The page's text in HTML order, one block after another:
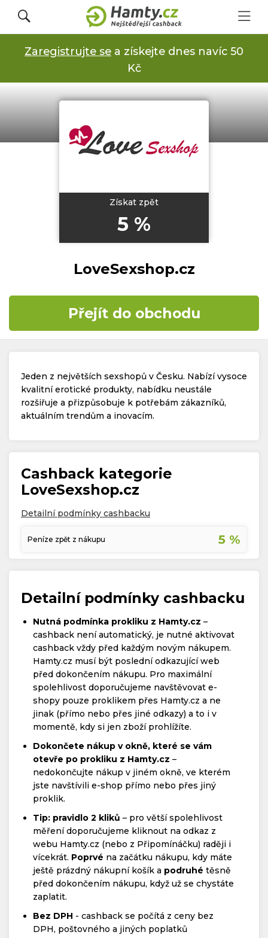
Přihlásit se
Registrovat
Obchody
Časté dotazy
Kontakt
Copyright © 2019 - 2026. Všechna práva vyhrazena.
Zaregistrujte se a získejte dnes navíc 50
Kč
Získat zpět
5 %
LoveSexshop.cz
Přejít do obchodu
Jeden z největších sexshopů v Česku. Nabízí vysoce
kvalitní erotické produkty, nabídku neustále
rozšiřuje a přizpůsobuje k potřebám zákazníků,
aktuálním trendům a inovacím.
Cashback kategorie
LoveSexshop.cz
Detailní podmínky cashbacku
Peníze zpět z nákupu 5 %
Detailní podmínky cashbacku
Nutná podmínka prokliku z Hamty.cz –
cashback není automatický, je nutné aktivovat
cashback vždy před každým novým nákupem.
Hamty.cz musí být poslední odkazující web
před dokončením nákupu. Pro maximální
spolehlivost doporučujeme navštěvovat e-
shopy pouze proklikem přes Hamty.cz a ne
jinak (přímo nebo přes jiné odkazy) a to i v
momentě, kdy si jen zboží prohlížíte.
Dokončete nákup v okně, které se vám
otevře po prokliku z Hamty.cz –
nedokončujte nákup v jiném okně, ve kterém
jste navštívili e-shop přímo nebo přes jiný
proklik.
Tip: pravidlo 2 kliků – pro větší spolehlivost
měření doporučujeme kliknout na odkaz z
webu Hamty.cz (nebo z Připomínáčku) raději i
vícekrát. Poprvé na začátku nákupu, kdy máte
ještě prázdný nákupní košík a podruhé těsně
před dokončením nákupu, když už se chystáte
zaplatit.
Bez DPH - cashback se počítá z ceny bez
DPH, poštovného a jiných poplatků